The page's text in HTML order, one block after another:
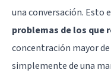
una conversación. Esto
problemas de los que
concentración mayor
simplemente de una